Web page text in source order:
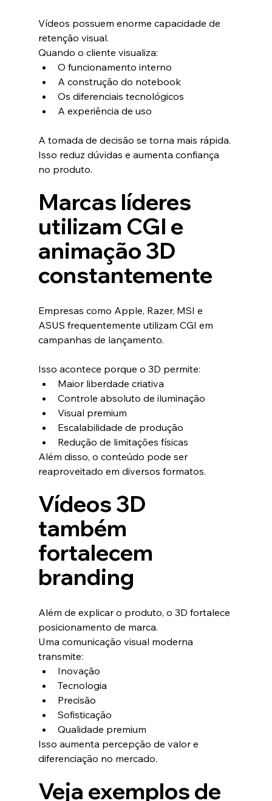
Vídeos possuem enorme capacidade de
retenção visual.
Quando o cliente visualiza:
O funcionamento interno
A construção do notebook
Os diferenciais tecnológicos
A experiência de uso
A tomada de decisão se torna mais rápida.
Isso reduz dúvidas e aumenta confiança
no produto.
Marcas líderes
utilizam CGI e
animação 3D
constantemente
Empresas como Apple, Razer, MSI e
ASUS frequentemente utilizam CGI em
campanhas de lançamento.
Isso acontece porque o 3D permite:
Maior liberdade criativa
Controle absoluto de iluminação
Visual premium
Escalabilidade de produção
Redução de limitações físicas
Além disso, o conteúdo pode ser
reaproveitado em diversos formatos.
Vídeos 3D
também
fortalecem
branding
Além de explicar o produto, o 3D fortalece
posicionamento de marca.
Uma comunicação visual moderna
transmite:
Inovação
Tecnologia
Precisão
Sofisticação
Qualidade premium
Isso aumenta percepção de valor e
diferenciação no mercado.
Veja exemplos de